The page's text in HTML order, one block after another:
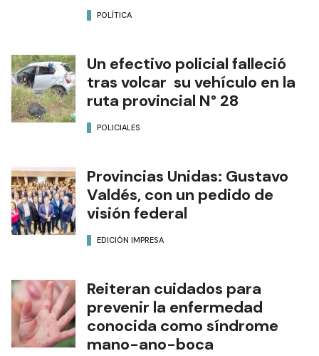
POLÍTICA
Un efectivo policial falleció
tras volcar su vehículo en la
ruta provincial N° 28
POLICIALES
Provincias Unidas: Gustavo
Valdés, con un pedido de
visión federal
EDICIÓN IMPRESA
Reiteran cuidados para
prevenir la enfermedad
conocida como síndrome
mano-ano-boca